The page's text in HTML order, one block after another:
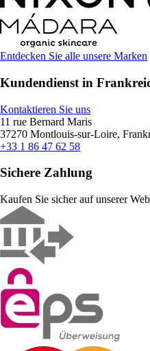
Entdecken Sie alle unsere Marken
Kundendienst in
Kontaktieren Sie uns
11 rue Bernard Maris
37270 Montlouis-sur-Loire,
+33 1 86 47 62 58
Sichere Zahlung
Kaufen Sie sicher auf unserer